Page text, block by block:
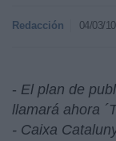
Redacción 04/03/
- El plan de
llamará ahora
- Caixa